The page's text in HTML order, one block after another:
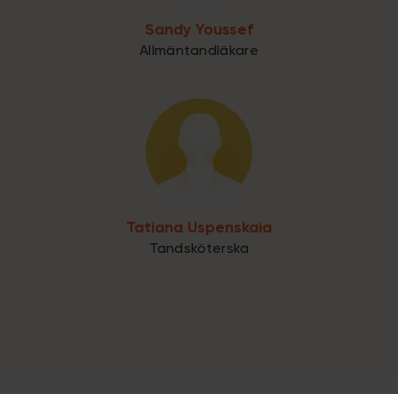
Sandy Youssef
Allmäntandläkare
Tatiana Uspenskaia
Tandsköterska